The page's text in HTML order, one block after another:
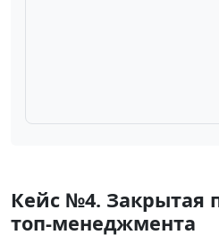
Кейc №4. Закрытая
топ‑менеджмента